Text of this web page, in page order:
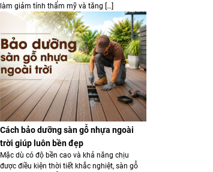
làm giảm tính thẩm mỹ và tăng […]
Cách bảo dưỡng sàn gỗ nhựa ngoài
trời giúp luôn bền đẹp
Mặc dù có độ bền cao và khả năng chịu
được điều kiện thời tiết khắc nghiệt, sàn gỗ